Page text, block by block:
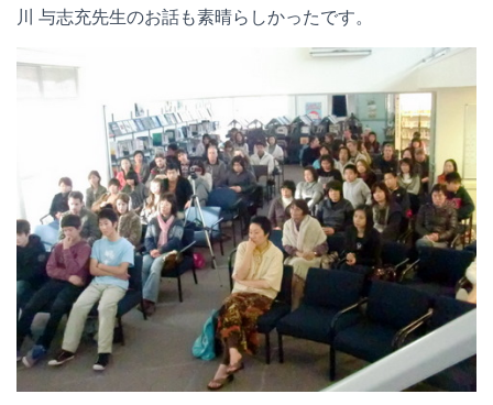
川 与志充先生のお話も素晴らしかったです。